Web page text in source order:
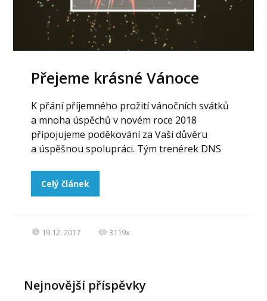
Přejeme krásné Vánoce
K přání příjemného prožití vánočních svátků
a mnoha úspěchů v novém roce 2018
připojujeme poděkování za Vaši důvěru
a úspěšnou spolupráci. Tým trenérek DNS
Celý článek
19.12. 2017 3119x
Nejnovější příspěvky